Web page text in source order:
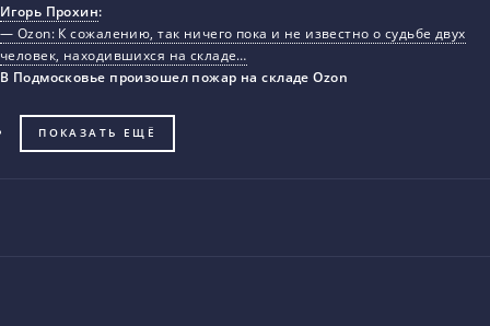
Игорь Прохин:
— Ozon: К сожалению, так ничего пока и не известно о судьбе двух
человек, находившихся на складе…
В Подмосковье произошел пожар на складе Ozon
ПОКАЗАТЬ ЕЩЁ